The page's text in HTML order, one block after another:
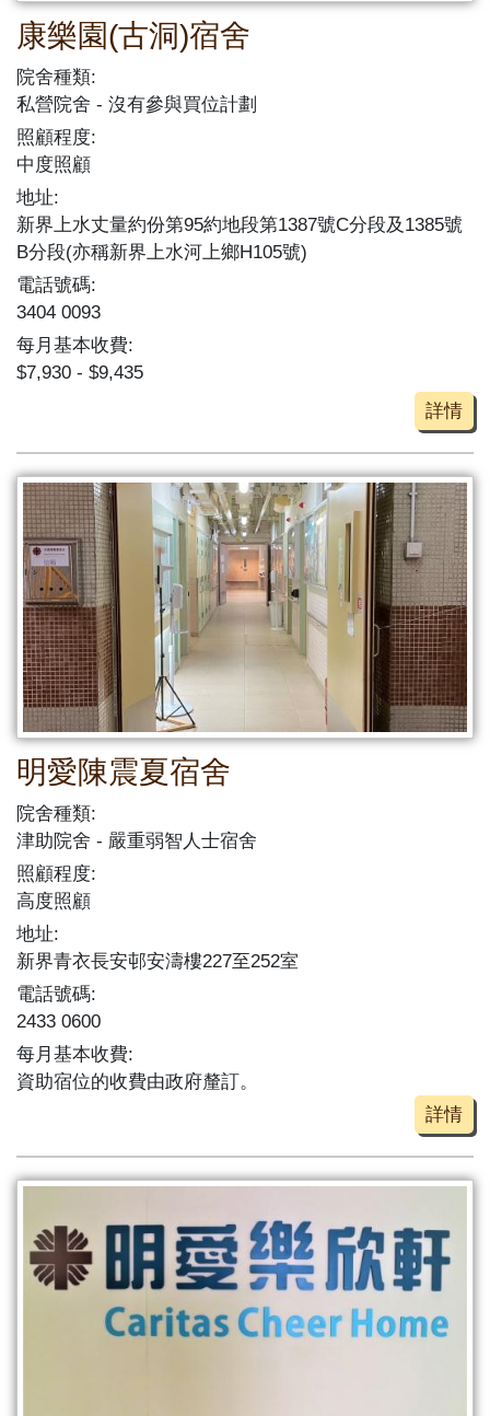
康樂園(古洞)宿舍
院舍種類:
私營院舍
沒有參與買位計劃
照顧程度:
中度照顧
地址:
新界上水丈量約份第95約地段第1387號C分段及1385號
B分段(亦稱新界上水河上鄉H105號)
電話號碼:
3404 0093
每月基本收費:
$7,930 - $9,435
詳情
明愛陳震夏宿舍
院舍種類:
津助院舍
嚴重弱智人士宿舍
照顧程度:
高度照顧
地址:
新界青衣長安邨安濤樓227至252室
電話號碼:
2433 0600
每月基本收費:
資助宿位的收費由政府釐訂。
詳情